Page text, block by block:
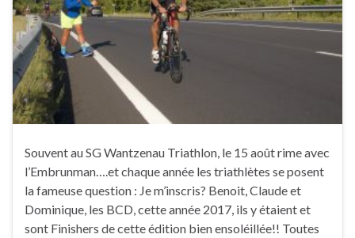
Souvent au SG Wantzenau Triathlon, le 15 août rime avec
l’Embrunman….et chaque année les triathlètes se posent
la fameuse question : Je m’inscris? Benoit, Claude et
Dominique, les BCD, cette année 2017, ils y étaient et
sont Finishers de cette édition bien ensoléillée!! Toutes